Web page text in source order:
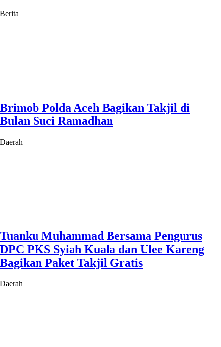
Berita
Brimob Polda Aceh Bagikan Takjil di
Bulan Suci Ramadhan
Daerah
Tuanku Muhammad Bersama Pengurus
DPC PKS Syiah Kuala dan Ulee Kareng
Bagikan Paket Takjil Gratis
Daerah